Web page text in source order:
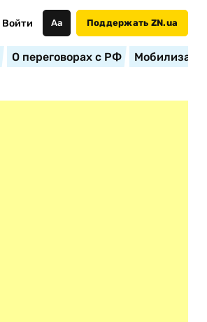
Войти Аа Поддержать ZN.ua
О переговорах с РФ